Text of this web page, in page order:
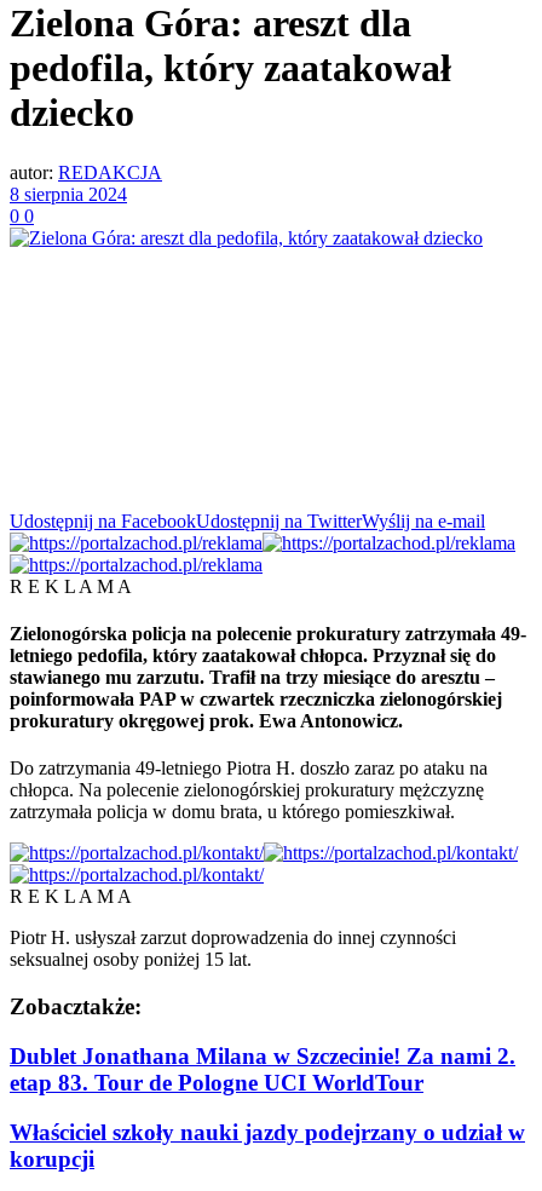
Zielona Góra: areszt dla
pedofila, który zaatakował
dziecko
autor: REDAKCJA
8 sierpnia 2024
0 0
Udostępnij na FacebookUdostępnij na TwitterWyślij na e-mail
R E K L A M A
Zielonogórska policja na polecenie prokuratury zatrzymała 49-
letniego pedofila, który zaatakował chłopca. Przyznał się do
stawianego mu zarzutu. Trafił na trzy miesiące do aresztu –
poinformowała PAP w czwartek rzeczniczka zielonogórskiej
prokuratury okręgowej prok. Ewa Antonowicz.
Do zatrzymania 49-letniego Piotra H. doszło zaraz po ataku na
chłopca. Na polecenie zielonogórskiej prokuratury mężczyznę
zatrzymała policja w domu brata, u którego pomieszkiwał.
R E K L A M A
Piotr H. usłyszał zarzut doprowadzenia do innej czynności
seksualnej osoby poniżej 15 lat.
Zobacztakże:
Dublet Jonathana Milana w Szczecinie! Za nami 2.
etap 83. Tour de Pologne UCI WorldTour
Właściciel szkoły nauki jazdy podejrzany o udział w
korupcji